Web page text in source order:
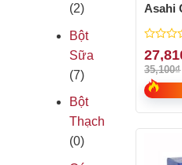
(2)
Bột
Sữa
(7)
Bột
Thạch
(0)
Asahi
30g
0
out
of
5
35,100₫